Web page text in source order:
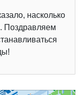
насколько
Поздравляем